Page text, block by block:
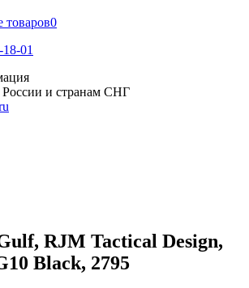
товаров0
01
России и странам СНГ
RJM Tactical Design,
Black, 2795